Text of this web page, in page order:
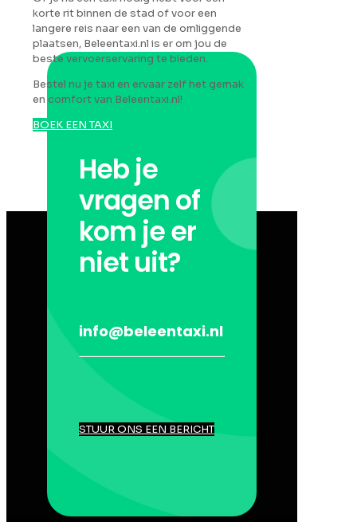
korte rit binnen de stad of voor een
langere reis naar een van de omliggende
plaatsen, Beleentaxi.nl is er om jou de
beste vervoerservaring te bieden.
Bestel nu je taxi en ervaar zelf het gemak
en comfort van Beleentaxi.nl!
BOEK EEN TAXI
Heb je
vragen of
kom je er
niet uit?
info@beleentaxi.nl
STUUR ONS EEN BERICHT